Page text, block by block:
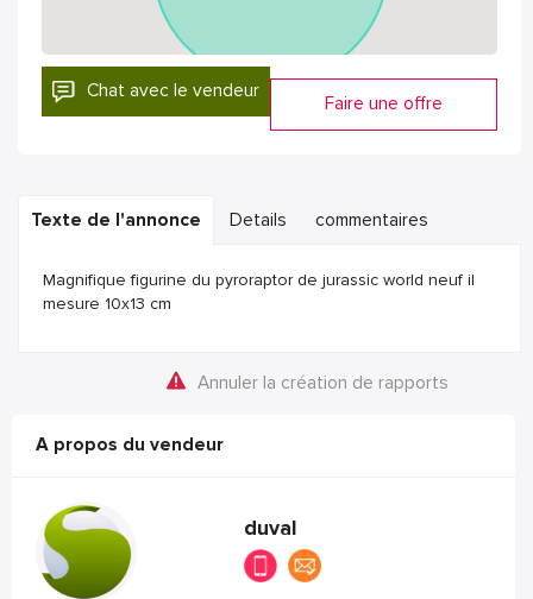
Chat avec le vendeur
Faire une offre
Texte de l'annonce Details commentaires
Magnifique figurine du pyroraptor de jurassic world neuf il
mesure 10x13 cm
Annuler la création de rapports
A propos du vendeur
duval